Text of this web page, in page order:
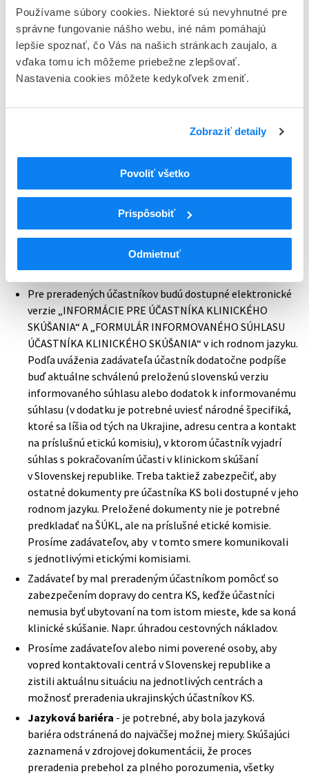
Používame súbory cookies. Niektoré sú nevyhnutné pre
správne fungovanie nášho webu, iné nám pomáhajú
lepšie spoznať, čo Vás na našich stránkach zaujalo, a
vďaka tomu ich môžeme priebežne zlepšovať.
Nastavenia cookies môžete kedykoľvek zmeniť.
Zobraziť detaily
Povoliť všetko
Prispôsobiť
Odmietnuť
Viac informácii o poskytovaní zdravotnej starostlivosti
utečencom a ich zdravotnom poistení nájdete na stránkach
MZ SR a VšZP:
Vojnoví utečenci z Ukrajiny majú zabezpečenú zdravotnú
Aktuálne informácie v súvislosti so situáciou na Ukrajine
Zabezpečenie skúšaných liekov pre preradených
účastníkov na centrách.
Case Report Form (CRF) sú v elektronickej podobe, takže
zadávateľom - môžu pokračovať v ich vypĺňaní. Taktiež
budú nápomocné pri zisťovaní v akom štádiu KS sa
nachádza konkrétny preradený účastník.
Pre preradených účastníkov budú dostupné elektronické
verzie „INFORMÁCIE PRE ÚČASTNÍKA KLINICKÉHO
SKÚŠANIA“ A „FORMULÁR INFORMOVANÉHO SÚHLASU
ÚČASTNÍKA KLINICKÉHO SKÚŠANIA“ v ich rodnom jazyku.
Podľa uváženia zadávateľa účastník dodatočne podpíše
buď aktuálne schválenú preloženú slovenskú verziu
informovaného súhlasu alebo dodatok k informovanému
súhlasu (v dodatku je potrebné uviesť národné špecifiká,
ktoré sa líšia od tých na Ukrajine, adresu centra a kontakt
na príslušnú etickú komisiu), v ktorom účastník vyjadrí
súhlas s pokračovaním účasti v klinickom skúšaní
v Slovenskej republike. Treba taktiež zabezpečiť, aby
ostatné dokumenty pre účastníka KS boli dostupné v jeho
rodnom jazyku. Preložené dokumenty nie je potrebné
predkladať na ŠÚKL, ale na príslušné etické komisie.
Prosíme zadávateľov, aby v tomto smere komunikovali
s jednotlivými etickými komisiami.
Zadávateľ by mal preradeným účastníkom pomôcť so
zabezpečením dopravy do centra KS, keďže účastníci
nemusia byť ubytovaní na tom istom mieste, kde sa koná
klinické skúšanie. Napr. úhradou cestovných nákladov.
Prosíme zadávateľov alebo nimi poverené osoby, aby
vopred kontaktovali centrá v Slovenskej republike a
zistili aktuálnu situáciu na jednotlivých centrách a
možnosť preradenia ukrajinských účastníkov KS.
Jazyková bariéra - je potrebné, aby bola jazyková
bariéra odstránená do najväčšej možnej miery. Skúšajúci
zaznamená v zdrojovej dokumentácii, že proces
preradenia prebehol za plného porozumenia, všetky